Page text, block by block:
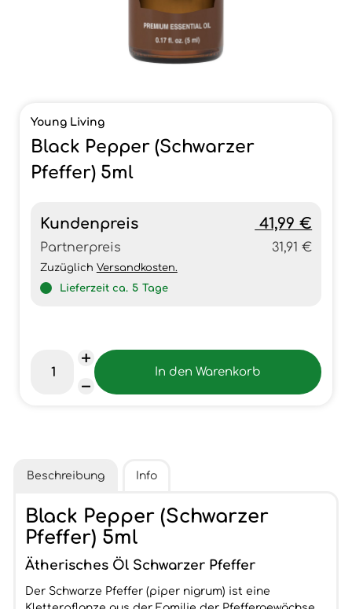
Young Living
Black Pepper (Schwarzer
Pfeffer) 5ml
Kundenpreis 41,99 €
Partnerpreis 31,91 €
Zuzüglich Versandkosten.
Lieferzeit ca. 5 Tage
Beschreibung Info
Black Pepper (Schwarzer
Pfeffer) 5ml
Ätherisches Öl Schwarzer Pfeffer
Der Schwarze Pfeffer (piper nigrum) ist eine